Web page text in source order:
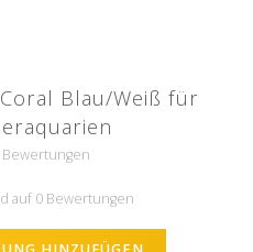
Blau/Weiß für
auf 0 Bewertungen